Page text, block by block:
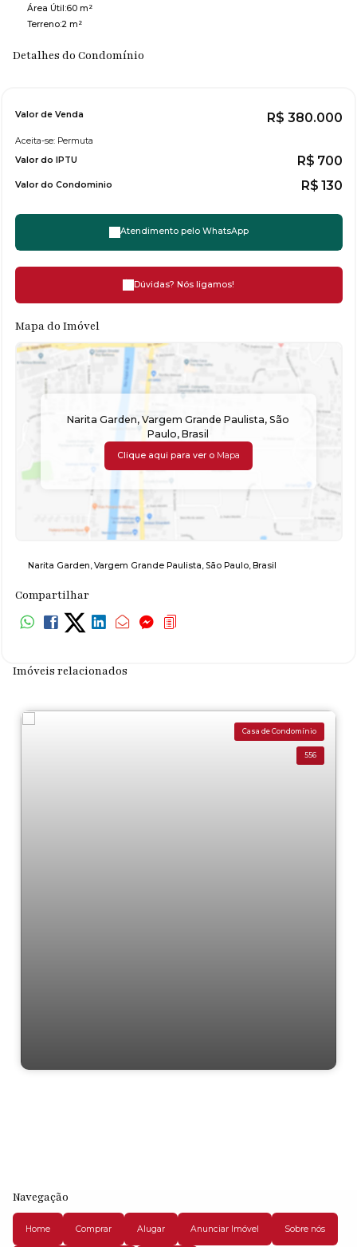
Área Útil:60 m²
Terreno:2 m²
Detalhes do Condomínio
R$ 380.000
Valor de Venda
Aceita-se: Permuta
Valor do IPTU
R$ 700
Valor do Condominio R$ 130
Atendimento pelo WhatsApp
Dúvidas? Nós ligamos!
Mapa do Imóvel
Narita Garden,Vargem Grande Paulista,São
Paulo,Brasil
Clique aqui para ver o Mapa
Narita Garden Vargem Grande Paulista São Paulo, Brasil
Compartilhar
Imóveis relacionados
Casa de Condomínio
556
Navegação
Home Comprar Alugar Anunciar Imóvel Sobre nós